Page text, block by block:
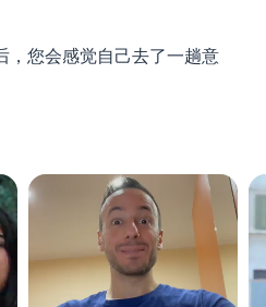
，您会感觉自己去了一趟意